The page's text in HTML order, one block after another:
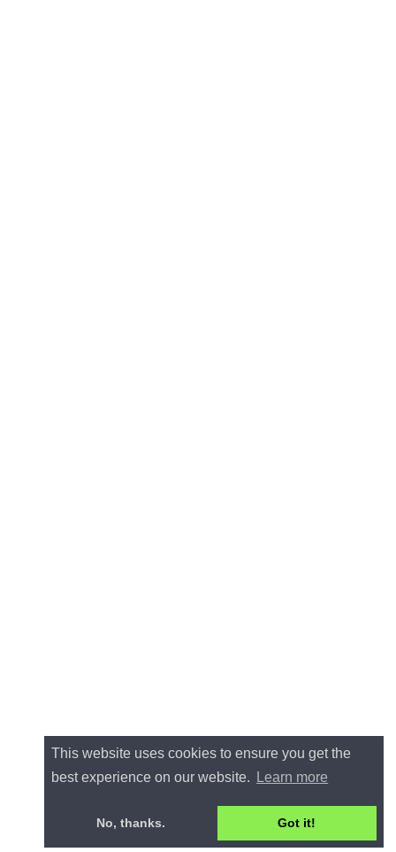
This website uses cookies to ensure you get the
best experience on our website.
Learn more
No, thanks. Got it!